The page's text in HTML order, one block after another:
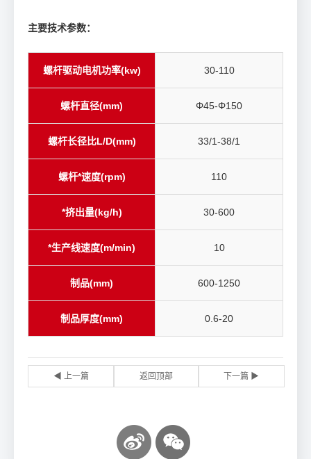
主要技术参数：
螺杆驱动电机功率(kw) 30-110
螺杆直径(mm) Φ45-Φ150
螺杆长径比L/D(mm) 33/1-38/1
螺杆*速度(rpm) 110
*挤出量(kg/h) 30-600
*生产线速度(m/min) 10
制品(mm) 600-1250
制品厚度(mm) 0.6-20
◀ 上一篇 返回顶部 下一篇 ▶